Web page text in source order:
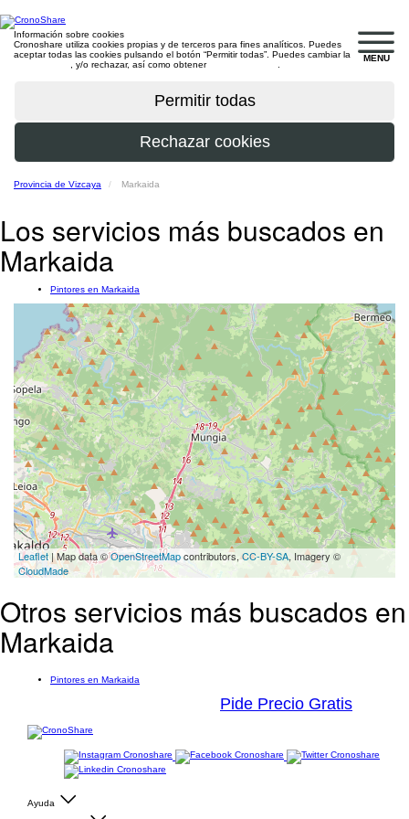
MENU
Información sobre cookies
Cronoshare utiliza cookies propias y de terceros para fines analíticos. Puedes
aceptar todas las cookies pulsando el botón “Permitir todas”. Puedes cambiar la
, y/o rechazar, así como obtener
Provincia de Vizcaya Markaida
Los servicios más buscados en
Markaida
Pintores en Markaida
Leaflet | Map data ©OpenStreetMapcontributors, CC-BY-SA, Imagery ©
CloudMade
Otros servicios más buscados en
Markaida
Pintores en Markaida
Pide Precio Gratis
Ayuda